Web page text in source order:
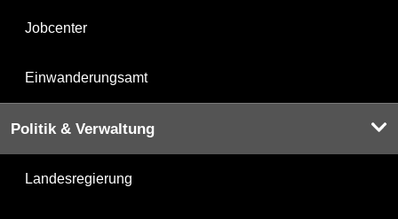
Jobcenter
Einwanderungsamt
Politik & Verwaltung
Landesregierung